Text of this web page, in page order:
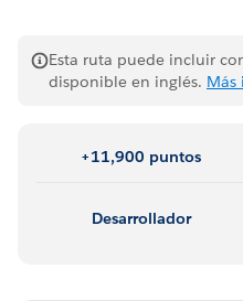
Esta ruta puede incluir
disponible en inglés. Más
+11,900 puntos
Desarrollador